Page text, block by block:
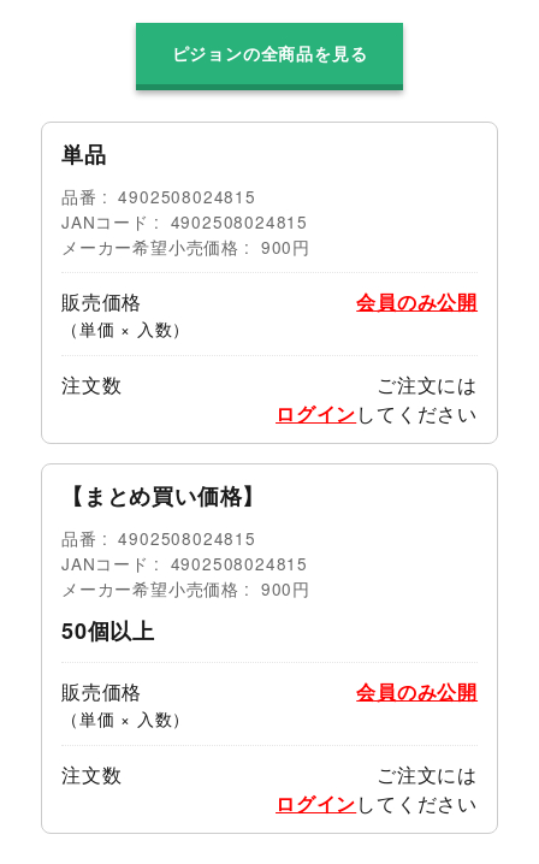
ピジョンの全商品を見る
単品
品番
4902508024815
JANコード
4902508024815
メーカー希望小売価格
900円
販売価格
（単価 × 入数）
会員のみ公開
注文数
ご注文には
ログインしてください
【まとめ買い価格】
品番
4902508024815
JANコード
4902508024815
メーカー希望小売価格
900円
50個以上
販売価格
（単価 × 入数）
会員のみ公開
注文数
ご注文には
ログインしてください